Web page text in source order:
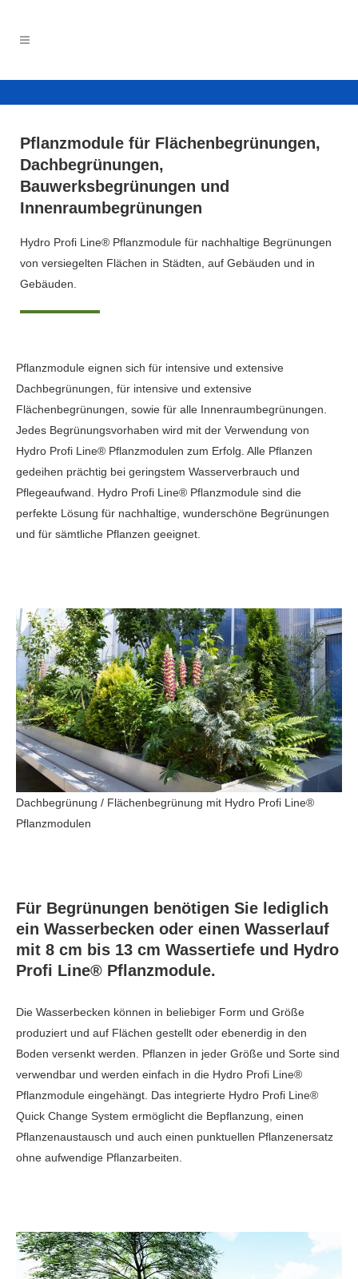
Pflanzmodule für Flächenbegrünungen,
Dachbegrünungen,
Bauwerksbegrünungen und
Innenraumbegrünungen
Hydro Profi Line® Pflanzmodule für nachhaltige Begrünungen
von versiegelten Flächen in Städten, auf Gebäuden und in
Gebäuden.
Pflanzmodule eignen sich für intensive und extensive
Dachbegrünungen, für intensive und extensive
Flächenbegrünungen, sowie für alle Innenraumbegrünungen.
Jedes Begrünungsvorhaben wird mit der Verwendung von
Hydro Profi Line® Pflanzmodulen zum Erfolg. Alle Pflanzen
gedeihen prächtig bei geringstem Wasserverbrauch und
Pflegeaufwand. Hydro Profi Line® Pflanzmodule sind die
perfekte Lösung für nachhaltige, wunderschöne Begrünungen
und für sämtliche Pflanzen geeignet.
Dachbegrünung / Flächenbegrünung mit Hydro Profi Line®
Pflanzmodulen
Für Begrünungen benötigen Sie lediglich
ein Wasserbecken oder einen Wasserlauf
mit 8 cm bis 13 cm Wassertiefe und Hydro
Profi Line® Pflanzmodule.
Die Wasserbecken können in beliebiger Form und Größe
produziert und auf Flächen gestellt oder ebenerdig in den
Boden versenkt werden. Pflanzen in jeder Größe und Sorte sind
verwendbar und werden einfach in die Hydro Profi Line®
Pflanzmodule eingehängt. Das integrierte Hydro Profi Line®
Quick Change System ermöglicht die Bepflanzung, einen
Pflanzenaustausch und auch einen punktuellen Pflanzenersatz
ohne aufwendige Pflanzarbeiten.